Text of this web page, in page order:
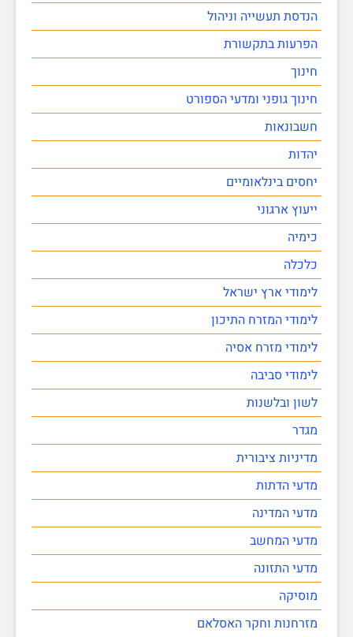
הנדסת תעשייה וניהול
הפרעות בתקשורת
חינוך
חינוך גופני ומדעי הספורט
חשבונאות
יהדות
יחסים בינלאומיים
ייעוץ ארגוני
כימיה
כלכלה
לימודי ארץ ישראל
לימודי המזרח התיכון
לימודי מזרח אסיה
לימודי סביבה
לשון ובלשנות
מגדר
מדיניות ציבורית
מדעי הדתות
מדעי המדינה
מדעי המחשב
מדעי התזונה
מוסיקה
מזרחנות וחקר האסלאם